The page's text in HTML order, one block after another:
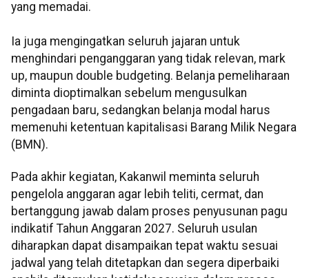
yang memadai.
Ia juga mengingatkan seluruh jajaran untuk
menghindari penganggaran yang tidak relevan, mark
up, maupun double budgeting. Belanja pemeliharaan
diminta dioptimalkan sebelum mengusulkan
pengadaan baru, sedangkan belanja modal harus
memenuhi ketentuan kapitalisasi Barang Milik Negara
(BMN).
Pada akhir kegiatan, Kakanwil meminta seluruh
pengelola anggaran agar lebih teliti, cermat, dan
bertanggung jawab dalam proses penyusunan pagu
indikatif Tahun Anggaran 2027. Seluruh usulan
diharapkan dapat disampaikan tepat waktu sesuai
jadwal yang telah ditetapkan dan segera diperbaiki